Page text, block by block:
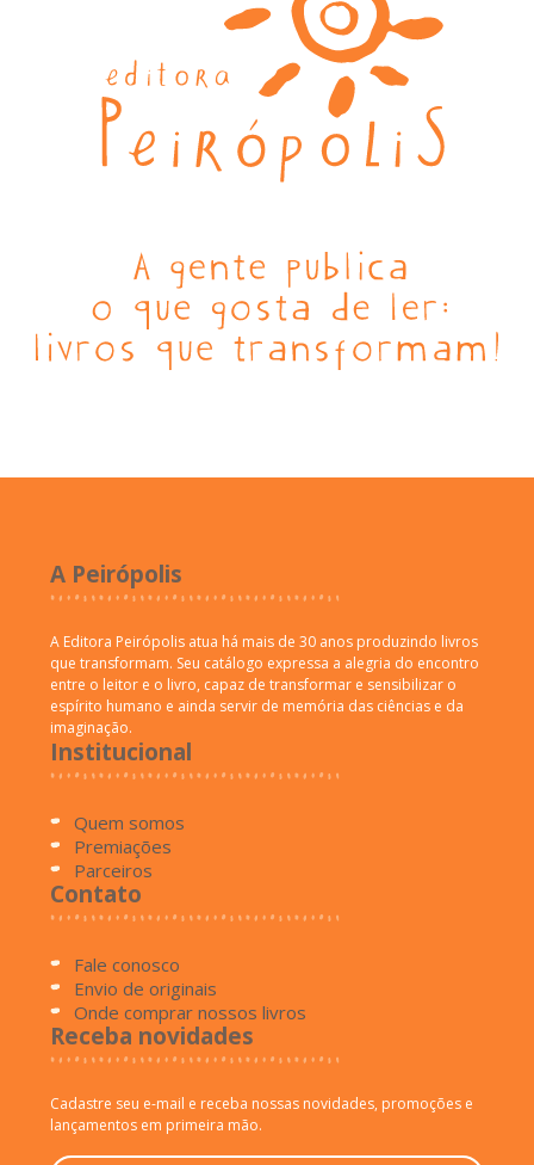
A Peirópolis
A Editora Peirópolis atua há mais de 30 anos produzindo livros
que transformam. Seu catálogo expressa a alegria do encontro
entre o leitor e o livro, capaz de transformar e sensibilizar o
espírito humano e ainda servir de memória das ciências e da
imaginação.
Institucional
Quem somos
Premiações
Parceiros
Contato
Fale conosco
Envio de originais
Onde comprar nossos livros
Receba novidades
Cadastre seu e-mail e receba nossas novidades, promoções e
lançamentos em primeira mão.